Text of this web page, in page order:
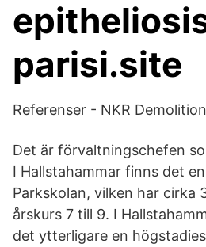
parisi.site
Referenser - NKR
Det är förvaltningschefen
I Hallstahammar finns det
Parkskolan, vilken har cirka
årskurs 7 till 9. I
det ytterligare en